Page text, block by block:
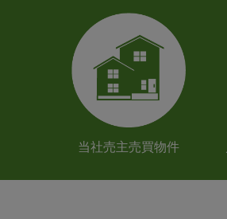
当社売主売買物件